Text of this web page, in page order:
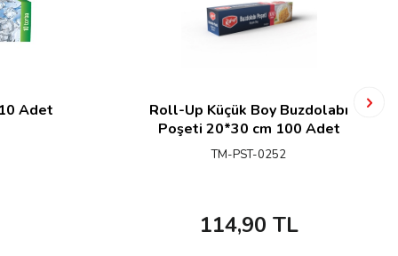
Adet
Roll-Up Küçük Boy Buzdolabı
Poşeti 20*30 cm 100 Adet
TM-PST-0252
114,90 TL